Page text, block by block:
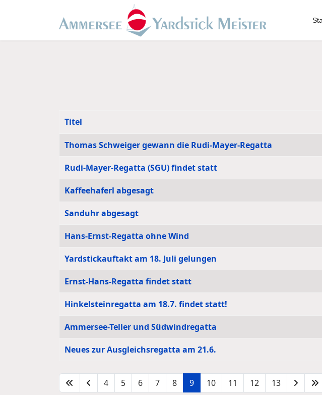
Titel
Thomas Schweiger gewann die Rudi-Mayer-Regatta
Rudi-Mayer-Regatta (SGU) findet statt
Kaffeehaferl abgesagt
Sanduhr abgesagt
Hans-Ernst-Regatta ohne Wind
Yardstickauftakt am 18. Juli gelungen
Ernst-Hans-Regatta findet statt
Hinkelsteinregatta am 18.7. findet statt!
Ammersee-Teller und Südwindregatta
Neues zur Ausgleichsregatta am 21.6.
4 5 6 7 8 9 10 11 12 13